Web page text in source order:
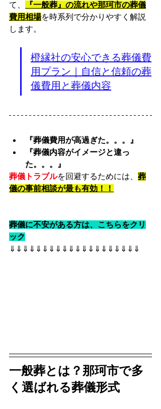
て、
『一般葬』の流れや那珂市の葬儀
費用相場を時系列で分かりやすく解説
します。
橙縁社の安心できる葬儀費
用プラン｜自信と信頼の葬
儀費用と葬儀内容
『葬儀費用が高過ぎた。。。』
『葬儀内容がイメージと違っ
た。。。』
葬儀トラブルを回避するためには、 葬
儀の事前相談が最も有効！！
葬儀に不安がある方は、こちらをクリ
ック
⇓⇓⇓⇓⇓⇓⇓⇓⇓⇓⇓⇓⇓⇓⇓⇓⇓⇓⇓⇓
一般葬とは？那珂市で多
く選ばれる葬儀形式